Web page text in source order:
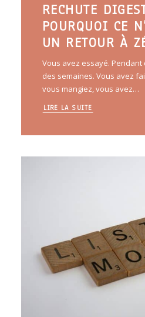
RECHUTE
POURQUOI CE
UN RETOUR À
Vous avez essayé.
des semaines. Vous avez
vous mangiez, vous avez…
LIRE LA SUITE